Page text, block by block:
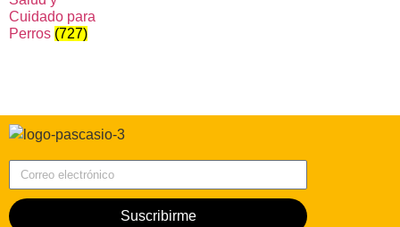
Cuidado para
Perros (727)
Suscribirme